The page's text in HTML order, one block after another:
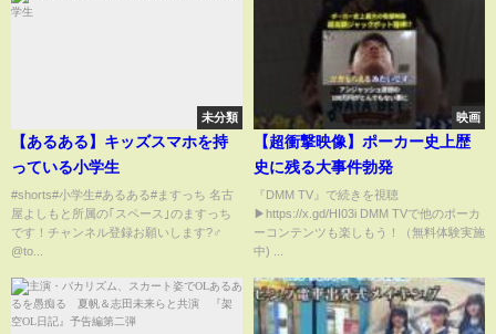
未分類
【あるある】キッズスマホを持
っている小学生
#shorts#小学生#あるある#ますっち 名古
屋よしもと所属の｢スペース｣のますっち
です！チャンネル登録お願いします?‍♂️ ​⁠
@to...
映画
【超衝撃映像】ポーカー史上歴
史に残る大事件勃発
『DMM TV』で続きを視聴
▶︎https://x.gd/HI03i DMM TVで他のポーカ
ーコンテンツも楽しもう！（無料体験実施
中) ...